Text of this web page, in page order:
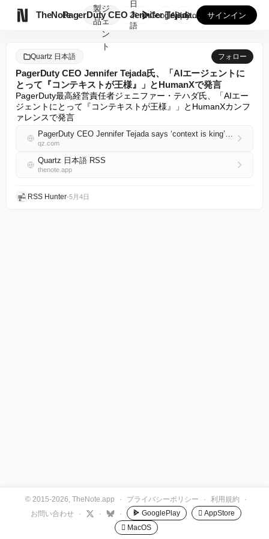
TheNote
製
品
ジ
ェ
ン
ト
PagerDuty CEO Jennifer Tejada氏...
日
本
語
GooglePlay
AppStore サインイン
Quartz 日本語 フォロー
PagerDuty CEO Jennifer Tejada氏、「AIエージェントに
とって『コンテキストが王様』」とHumanXで発言
PagerDuty最高経営責任者ジェニファー・テハダ氏、「AIエー
ジェントにとって『コンテキストが王様』」とHumanXカンフ
ァレンスで発言
PagerDuty CEO Jennifer Tejada says ‘context is king’ for AI agents at HumanX
qz.com
Quartz 日本語 RSS
thenote.app
RSS Hunter•5月4日
© 2015-2026, TheNote.app · プライバシーポリシー · 利用規約
·
お問い合わせ
· · · GooglePlay
 AppStore
 MacOS